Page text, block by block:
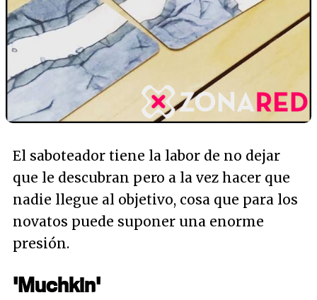
El saboteador tiene la labor de no dejar
que le descubran pero a la vez hacer que
nadie llegue al objetivo, cosa que para los
novatos puede suponer una enorme
presión.
'Muchkin'